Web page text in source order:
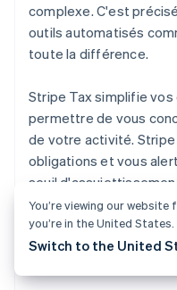
complexe. C'est
outils automatisés
toute la différence.
Stripe Tax simplifie
permettre de vous
de votre activité. Stripe
obligations et vous
seuil
de vos transactions
collecte
la TPS sur les biens et
You’re viewing our
you’re in the United States.
Switch to the United